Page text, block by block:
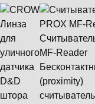
MF-Reader
(proximity)